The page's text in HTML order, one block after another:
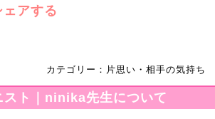
アする
カテゴリー：片思い・相手の気持ち
スト｜ninika先生について